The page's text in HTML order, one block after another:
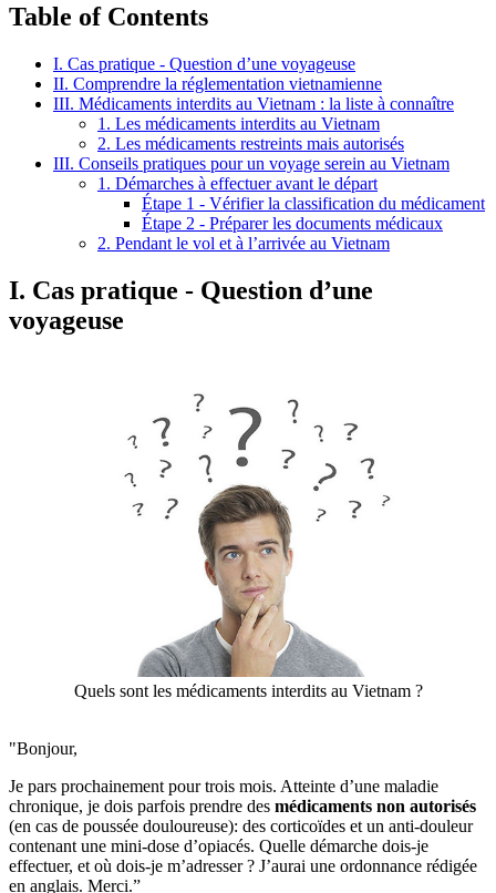
Table of Contents
I. Cas pratique - Question d’une voyageuse
II. Comprendre la réglementation vietnamienne
III. Médicaments interdits au Vietnam : la liste à connaître
1. Les médicaments interdits au Vietnam
2. Les médicaments restreints mais autorisés
III. Conseils pratiques pour un voyage serein au Vietnam
1. Démarches à effectuer avant le départ
Étape 1 - Vérifier la classification du médicament
Étape 2 - Préparer les documents médicaux
2. Pendant le vol et à l’arrivée au Vietnam
I. Cas pratique - Question d’une
voyageuse
Quels sont les médicaments interdits au Vietnam ?
"Bonjour,
Je pars prochainement pour trois mois. Atteinte d’une maladie
chronique, je dois parfois prendre des médicaments non autorisés
(en cas de poussée douloureuse): des corticoïdes et un anti-douleur
contenant une mini-dose d’opiacés. Quelle démarche dois-je
effectuer, et où dois-je m’adresser ? J’aurai une ordonnance rédigée
en anglais. Merci.”